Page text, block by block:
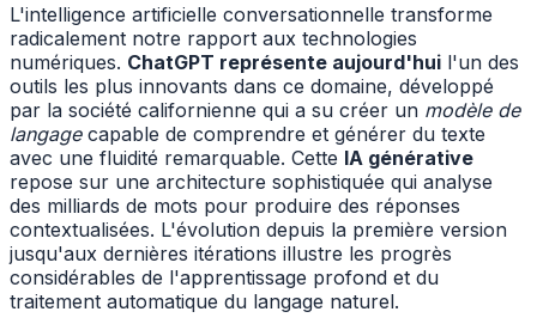
L'intelligence artificielle conversationnelle transforme
radicalement notre rapport aux technologies
numériques. ChatGPT représente aujourd'hui l'un des
outils les plus innovants dans ce domaine, développé
par la société californienne qui a su créer un modèle de
langagecapable de comprendre et générer du texte
avec une fluidité remarquable. Cette IA générative
repose sur une architecture sophistiquée qui analyse
des milliards de mots pour produire des réponses
contextualisées. L'évolution depuis la première version
jusqu'aux dernières itérations illustre les progrès
considérables de l'apprentissage profond et du
traitement automatique du langage naturel.